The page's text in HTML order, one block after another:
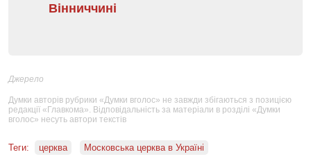
Вінниччині
Джерело
Думки авторів рубрики «Думки вголос» не завжди збігаються з позицією
редакції «Главкома». Відповідальність за матеріали в розділі «Думки
вголос» несуть автори текстів
Теги: церква
Московська церква в Україні